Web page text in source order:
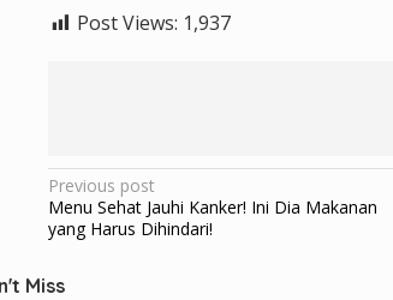
Post Views: 1,937
Post
navigation
Previous post
Menu Sehat Jauhi Kanker! Ini Dia Makanan
yang Harus Dihindari!
Miss